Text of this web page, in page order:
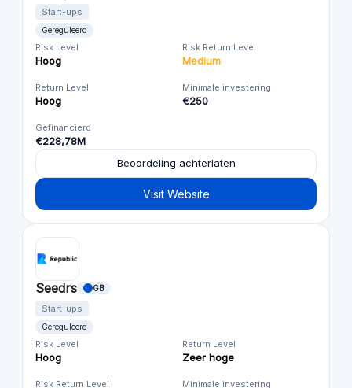
Start-ups
Gereguleerd
Risk Level
Hoog
Risk Return Level
Medium
Return Level
Hoog
Minimale investering
€250
Gefinancierd
€228,78M
Beoordeling achterlaten
Visit Website
Seedrs GB
Start-ups
Gereguleerd
Risk Level
Hoog
Return Level
Zeer hoge
Risk Return Level Minimale investering